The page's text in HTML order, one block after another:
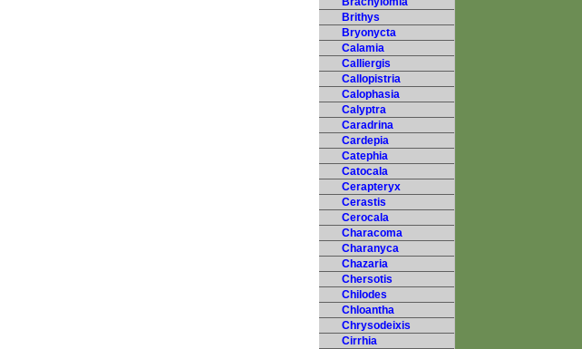
Brithys
Bryonycta
Calamia
Calliergis
Callopistria
Calophasia
Calyptra
Caradrina
Cardepia
Catephia
Catocala
Cerapteryx
Cerastis
Cerocala
Characoma
Charanyca
Chazaria
Chersotis
Chilodes
Chloantha
Chrysodeixis
Cirrhia